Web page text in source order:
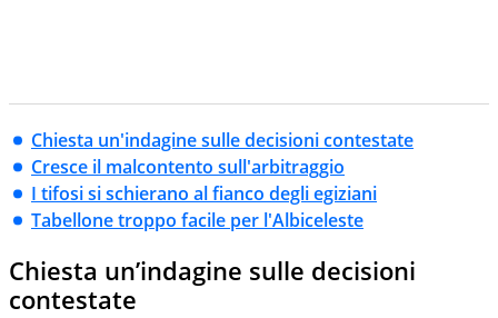
Chiesta un'indagine sulle decisioni contestate
Cresce il malcontento sull'arbitraggio
I tifosi si schierano al fianco degli egiziani
Tabellone troppo facile per l'Albiceleste
Chiesta un’indagine sulle decisioni
contestate